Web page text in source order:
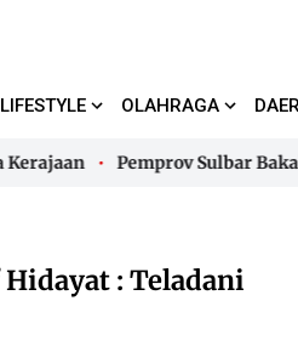
LIFESTYLE OLAHRAGA
Pemprov Sulbar Bakal
Pemprov Sulbar Bakal
: Teladani